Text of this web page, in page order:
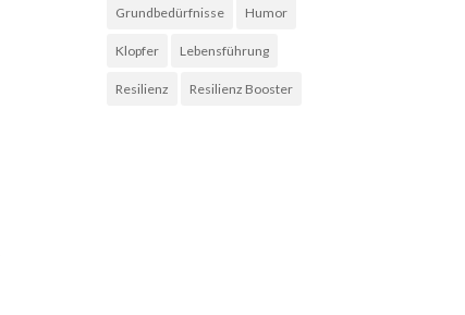
Grundbedürfnisse Humor
Klopfer Lebensführung
Resilienz Resilienz Booster